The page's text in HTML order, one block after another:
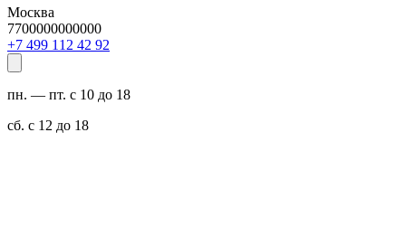
Москва
7700000000000
29 24 211 994 7+
пн. — пт. с 10 до 18
сб. с 12 до 18